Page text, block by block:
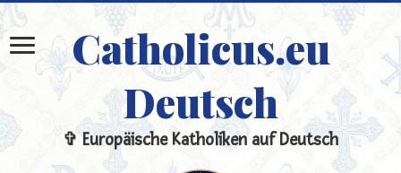
Catholicus.eu
Deutsch
✞ Europäische Katholiken auf Deutsch